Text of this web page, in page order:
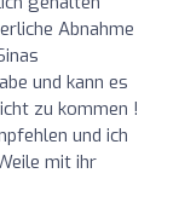
Abnahme
und kann es
zu kommen !
und ich
mit ihr